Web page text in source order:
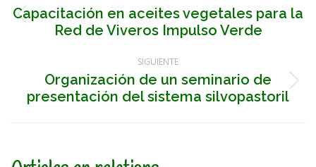
entre
Publicación
anterior:
Capacitación en aceites vegetales para la
Red de Viveros Impulso Verde
SIGUIENTE
Publicación
siguiente:
Organización de un seminario de
presentación del sistema silvopastoril